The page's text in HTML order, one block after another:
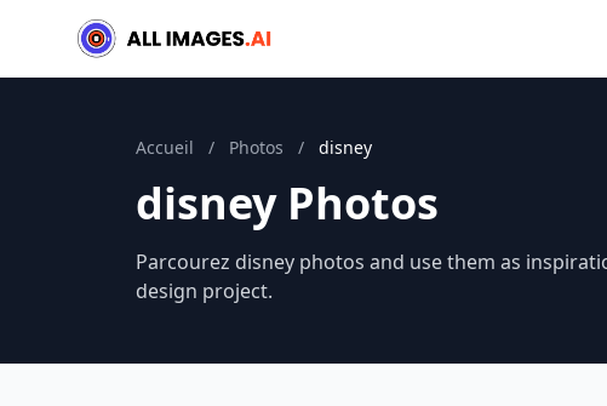
Accueil / Photos / disney
disney Photos
Parcourez disney photos and use them as
design project.